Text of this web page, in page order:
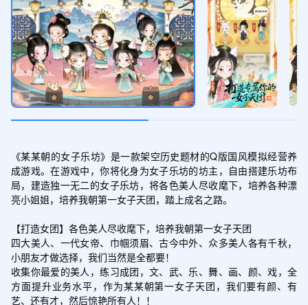
《某某朝的女子乐坊》是一款架空历史题材的Q版国风模拟经营养
成游戏。在游戏中，你将化身为女子乐坊的坊主，自由搭建乐坊布
局，建造独一无二的女子乐坊，将各色美人尽收麾下，培养各种漂
亮小姐姐，培养我朝第一女子天团，踏上成名之路。
【打造女团】各色美人尽收麾下，培养我朝第一女子天团
四大美人、一代女帝、巾帼须眉、古今中外、众多美人各有千秋，
小朋友才做选择，我们当然是全都要！
收集你最爱的美人，练习成团，文、武、乐、舞、画、颜、戏，全
方面提升业务水平，作为某某朝第一女子天团，我们要有颜、有
艺、还有才，然后惊艳所有人！！